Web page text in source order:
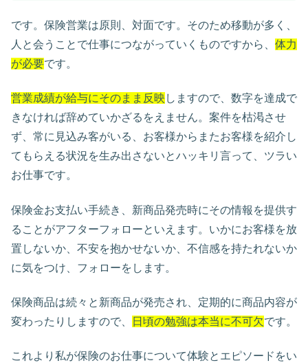
です。保険営業は原則、対面です。そのため移動が多く、
人と会うことで仕事につながっていくものですから、 体力
が必要です。
営業成績が給与にそのまま反映 しますので、数字を達成で
きなければ辞めていかざるをえません。案件を枯渇させ
ず、常に見込み客がいる、お客様からまたお客様を紹介し
てもらえる状況を生み出さないとハッキリ言って、ツラい
お仕事です。
保険金お支払い手続き、新商品発売時にその情報を提供す
ることがアフターフォローといえます。いかにお客様を放
置しないか、不安を抱かせないか、不信感を持たれないか
に気をつけ、フォローをします。
保険商品は続々と新商品が発売され、定期的に商品内容が
変わったりしますので、
日頃の勉強は本当に不可欠です。
これより私が保険のお仕事について体験とエピソードをい